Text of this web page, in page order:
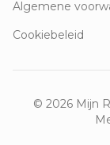
Algemene
Cookiebeleid
© 2026Mijn